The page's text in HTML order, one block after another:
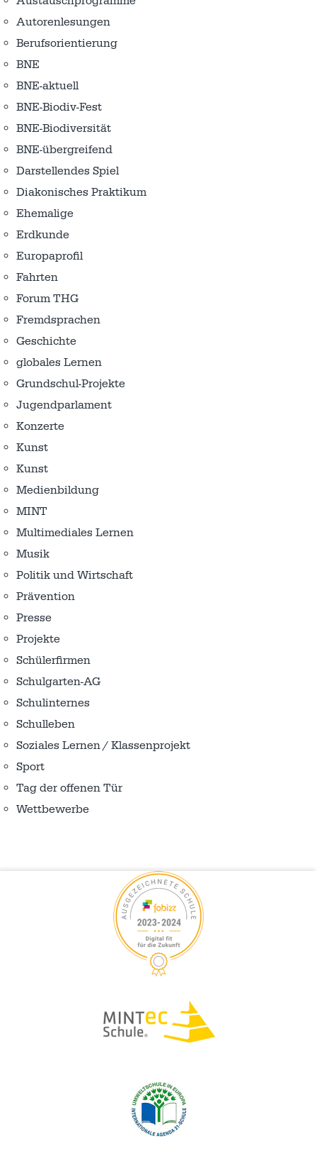
Autorenlesungen
Berufsorientierung
BNE
BNE-aktuell
BNE-Biodiv-Fest
BNE-Biodiversität
BNE-übergreifend
Darstellendes Spiel
Diakonisches Praktikum
Ehemalige
Erdkunde
Europaprofil
Fahrten
Forum THG
Fremdsprachen
Geschichte
globales Lernen
Grundschul-Projekte
Jugendparlament
Konzerte
Kunst
Kunst
Medienbildung
MINT
Multimediales Lernen
Musik
Politik und Wirtschaft
Prävention
Presse
Projekte
Schülerfirmen
Schulgarten-AG
Schulinternes
Schulleben
Soziales Lernen / Klassenprojekt
Sport
Tag der offenen Tür
Wettbewerbe